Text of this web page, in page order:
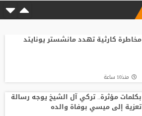
مخاطرة كارثية تهدد مانشستر يونايتد
منذ10 ساعة
بكلمات مؤثرة.. تركي آل الشيخ يوجه رسالة
تعزية إلى ميسي بوفاة والده